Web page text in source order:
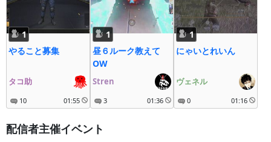
1
やること募集
タコ助
10 01:55
1
昼６ルーク教えて
OW
Stren
3 01:36
1
にゃいとれいん
ヴェネル
0 01:16
配信者主催イベント